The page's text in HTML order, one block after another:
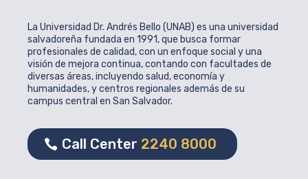
La Universidad Dr. Andrés Bello (UNAB) es una universidad
salvadoreña fundada en 1991, que busca formar
profesionales de calidad, con un enfoque social y una
visión de mejora continua, contando con facultades de
diversas áreas, incluyendo salud, economía y
humanidades, y centros regionales además de su
campus central en San Salvador.
Call Center 2240 8000